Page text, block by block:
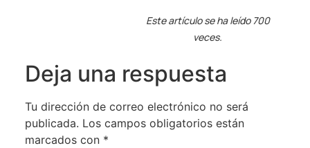
Este artículo se ha leído 700
veces.
Deja una respuesta
Tu dirección de correo electrónico no será
publicada. Los campos obligatorios están
marcados con *